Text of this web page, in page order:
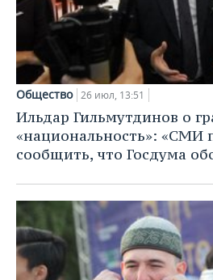
Общество 26 июл, 13:51
Ильдар Гильмутдинов о
«национальность»: «СМИ
сообщить, что Госдума